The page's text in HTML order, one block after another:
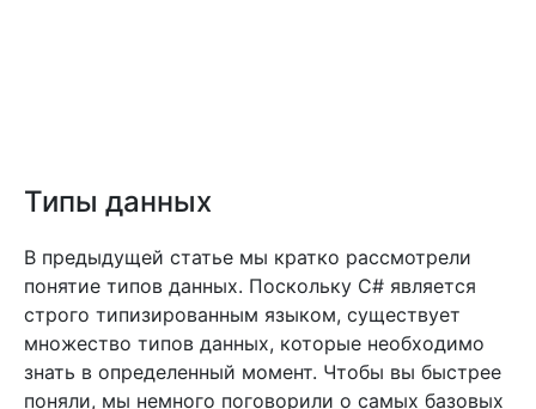
Типы данных
В предыдущей статье мы кратко рассмотрели
понятие типов данных. Поскольку C# является
строго типизированным языком, существует
множество типов данных, которые необходимо
знать в определенный момент. Чтобы вы быстрее
поняли, мы немного поговорили о самых базовых